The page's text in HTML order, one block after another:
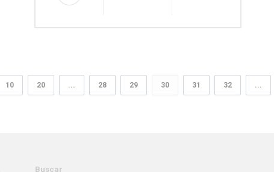
10 20 ... 28 29 30 31 32 ...
Buscar